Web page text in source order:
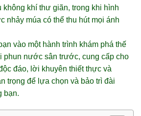
không khí thư giãn, trong khi hình
nhảy múa có thể thu hút mọi ánh
vào một hành trình khám phá thế
phun nước sân trước, cung cấp cho
đáo, lời khuyên thiết thực và
trọng để lựa chọn và bảo trì đài
bạn.